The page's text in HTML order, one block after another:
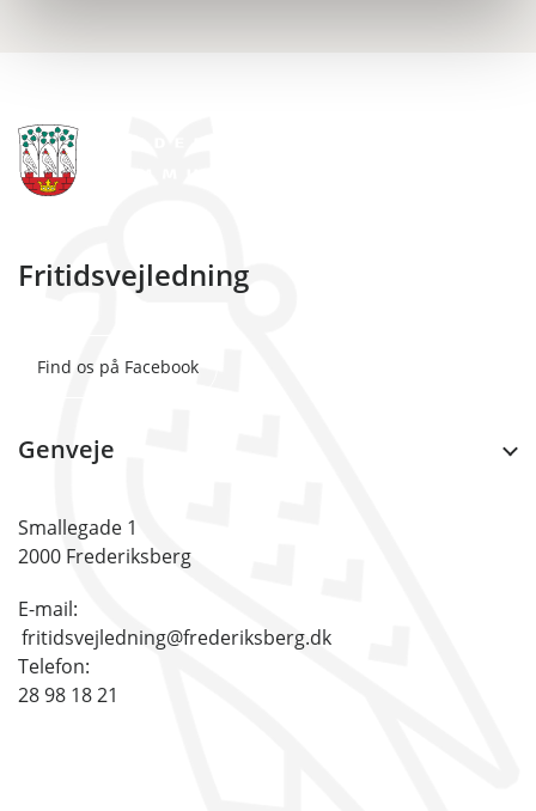
Fritidsvejledning
Find os på Facebook
Genveje
Smallegade 1
2000 Frederiksberg
E-mail:
fritidsvejledning@frederiksberg.dk
Telefon:
28 98 18 21